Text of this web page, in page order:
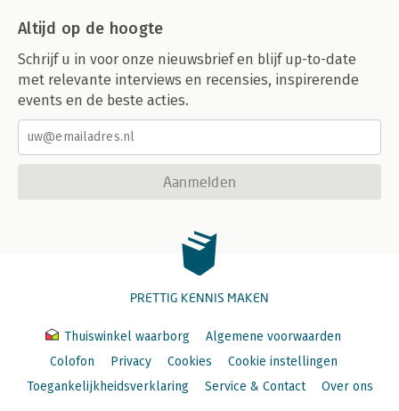
Altijd op de hoogte
Schrijf u in voor onze nieuwsbrief en blijf up-to-date
met relevante interviews en recensies, inspirerende
events en de beste acties.
Aanmelden
PRETTIG KENNIS MAKEN
Thuiswinkel waarborg
Algemene voorwaarden
Colofon
Privacy Cookies
Cookie instellingen
Toegankelijkheidsverklaring
Service & Contact Over ons